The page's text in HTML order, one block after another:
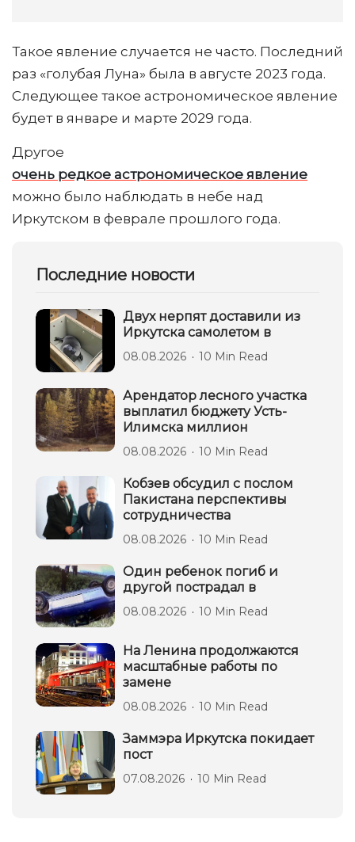
Такое явление случается не часто. Последний
раз «голубая Луна» была в августе 2023 года.
Следующее такое астрономическое явление
будет в январе и марте 2029 года.
Другое
очень редкое астрономическое явление
можно было наблюдать в небе над
Иркутском в феврале прошлого года.
Последние новости
Двух нерпят доставили из
Иркутска самолетом в
08.08.2026 10 Min Read
Арендатор лесного участка
выплатил бюджету Усть-
Илимска миллион
08.08.2026 10 Min Read
Кобзев обсудил с послом
Пакистана перспективы
сотрудничества
08.08.2026 10 Min Read
Один ребенок погиб и
другой пострадал в
08.08.2026 10 Min Read
На Ленина продолжаются
масштабные работы по
замене
08.08.2026 10 Min Read
Заммэра Иркутска покидает
пост
07.08.2026 10 Min Read